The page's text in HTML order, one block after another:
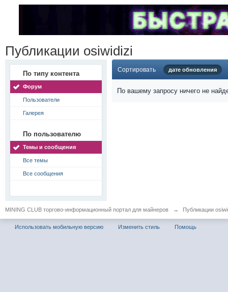
Публикации osiwidizi
По типу контента
Форум
Пользователи
Галерея
По пользователю
Темы и сообщения
Все темы
Все сообщения
Сортировать дате обновления
По вашему запросу ничего не
MINING CLUB торгово-информационный портал для майнеров → Публикации
Использовать мобильную версию Изменить стиль Помощь